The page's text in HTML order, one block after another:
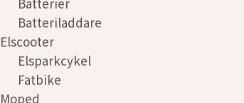
Batteriladdare
Elscooter
Elsparkcykel
Fatbike
Moped